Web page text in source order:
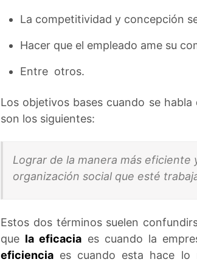
La competitividad y concepción
Hacer que el empleado ame su
Entre otros.
Los objetivos bases cuando se
son los siguientes:
Lograr de la manera más eficiente
organización social que esté
Estos dos términos suelen
que la eficacia es cuando la
eficiencia es cuando esta hace lo